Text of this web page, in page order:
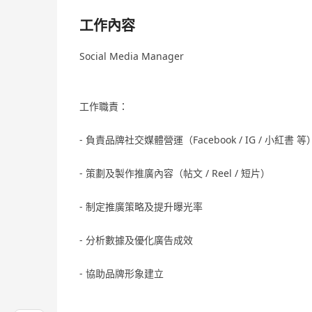
工作內容
Social Media Manager
工作職責：
- 負責品牌社交媒體營運（Facebook / IG / 小紅書 等
- 策劃及製作推廣內容（帖文 / Reel / 短片）
- 制定推廣策略及提升曝光率
- 分析數據及優化廣告成效
- 協助品牌形象建立